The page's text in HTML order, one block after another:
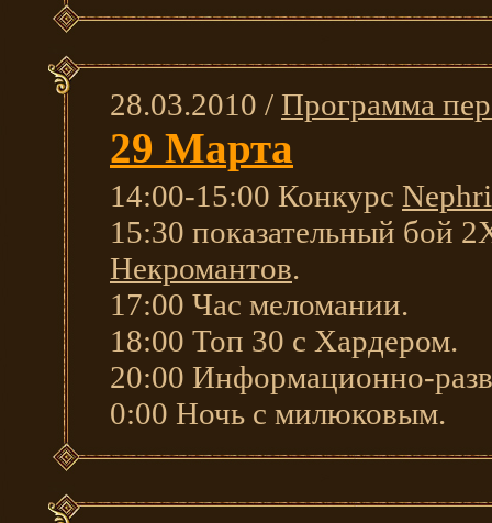
28.03.2010 / Программа
29 Марта
14:00-15:00 Конкурс
15:30 показательный бой
Некромантов.
17:00 Час меломании.
18:00 Топ 30 с Хардером.
20:00 Информационно-
0:00 Ночь с милюковым.